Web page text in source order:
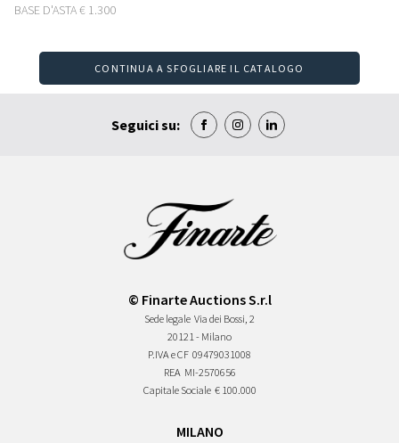
BASE D'ASTA€ 1.300
CONTINUA A SFOGLIARE IL CATALOGO
Seguici su:
© Finarte Auctions S.r.l
Sede legale Via dei Bossi, 2
20121 - Milano
P.IVA e CF 09479031008
REA MI-2570656
Capitale Sociale € 100.000
MILANO